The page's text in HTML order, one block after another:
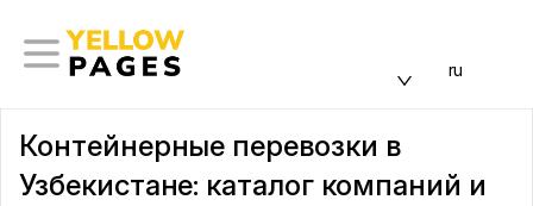
ru
Контейнерные перевозки в
Узбекистане: каталог компаний и